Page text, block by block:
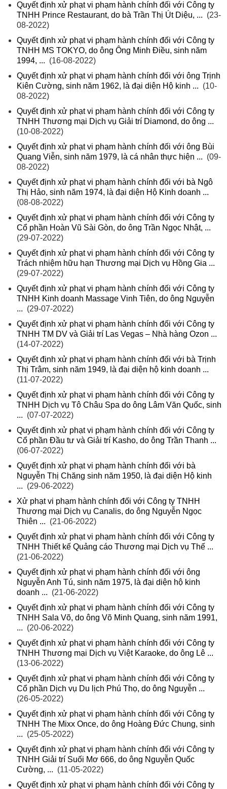
Quyết định xử phạt vi phạm hành chính đối với Công ty
TNHH Prince Restaurant, do bà Trần Thị Út Diệu, ... (23-
08-2022)
Quyết định xử phạt vi phạm hành chính đối với Công ty
TNHH MS TOKYO, do ông Ông Minh Điều, sinh năm
1994, ... (16-08-2022)
Quyết định xử phạt vi phạm hành chính đối với ông Trịnh
Kiên Cường, sinh năm 1962, là đại diện Hộ kinh ... (10-
08-2022)
Quyết định xử phạt vi phạm hành chính đối với Công ty
TNHH Thương mại Dịch vụ Giải trí Diamond, do ông ...
(10-08-2022)
Quyết định xử phạt vi phạm hành chính đối với ông Bùi
Quang Viễn, sinh năm 1979, là cá nhân thực hiện ... (09-
08-2022)
Quyết định xử phạt vi phạm hành chính đối với bà Ngô
Thị Hảo, sinh năm 1974, là đại diện Hộ Kinh doanh ...
(08-08-2022)
Quyết định xử phạt vi phạm hành chính đối với Công ty
Cổ phần Hoàn Vũ Sài Gòn, do ông Trần Ngọc Nhật, ...
(29-07-2022)
Quyết định xử phạt vi phạm hành chính đối với Công ty
Trách nhiệm hữu hạn Thương mại Dịch vụ Hồng Gia ...
(29-07-2022)
Quyết định xử phạt vi phạm hành chính đối với Công ty
TNHH Kinh doanh Massage Vinh Tiên, do ông Nguyễn
... (29-07-2022)
Quyết định xử phạt vi phạm hành chính đối với Công ty
TNHH TM DV và Giải trí Las Vegas – Nhà hàng Ozon ...
(14-07-2022)
Quyết định xử phạt vi phạm hành chính đối với bà Trịnh
Thị Trâm, sinh năm 1949, là đại diện hộ kinh doanh ...
(11-07-2022)
Quyết định xử phạt vi phạm hành chính đối với Công ty
TNHH Dịch vụ Tô Châu Spa do ông Lâm Văn Quốc, sinh
... (07-07-2022)
Quyết định xử phạt vi phạm hành chính đối với Công ty
Cổ phần Đầu tư và Giải trí Kasho, do ông Trần Thanh ...
(06-07-2022)
Quyết định xử phạt vi phạm hành chính đối với bà
Nguyễn Thị Chăng sinh năm 1950, là đại diện Hộ kinh
... (29-06-2022)
Xử phạt vi phạm hành chính đối với Công ty TNHH
Thương mại Dịch vụ Canalis, do ông Nguyễn Ngọc
Thiên ... (21-06-2022)
Quyết định xử phạt vi phạm hành chính đối với Công ty
TNHH Thiết kế Quảng cáo Thương mại Dịch vụ Thế ...
(21-06-2022)
Quyết định xử phạt vi phạm hành chính đối với ông
Nguyễn Anh Tú, sinh năm 1975, là đại diện hộ kinh
doanh ... (21-06-2022)
Quyết định xử phạt vi phạm hành chính đối với Công ty
TNHH Sala Võ, do ông Võ Minh Quang, sinh năm 1991,
... (20-06-2022)
Quyết định xử phạt vi phạm hành chính đối với Công ty
TNHH Thương mại Dịch vụ Việt Karaoke, do ông Lê ...
(13-06-2022)
Quyết định xử phạt vi phạm hành chính đối với Công ty
Cổ phần Dịch vụ Du lịch Phú Thọ, do ông Nguyễn ...
(26-05-2022)
Quyết định xử phạt vi phạm hành chính đối với Công ty
TNHH The Mixx Once, do ông Hoàng Đức Chung, sinh
... (25-05-2022)
Quyết định xử phạt vi phạm hành chính đối với Công ty
TNHH Giải trí Suối Mơ 666, do ông Nguyễn Quốc
Cường, ... (11-05-2022)
Quyết định xử phạt vi phạm hành chính đối với Công ty